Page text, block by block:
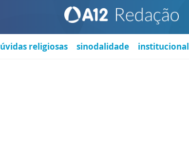
religiosas sinodalidade institucional